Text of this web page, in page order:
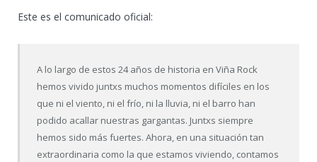
Este es el comunicado oficial:
A lo largo de estos 24 años de historia en Viña Rock
hemos vivido juntxs muchos momentos difíciles en los
que ni el viento, ni el frío, ni la lluvia, ni el barro han
podido acallar nuestras gargantas. Juntxs siempre
hemos sido más fuertes. Ahora, en una situación tan
extraordinaria como la que estamos viviendo, contamos